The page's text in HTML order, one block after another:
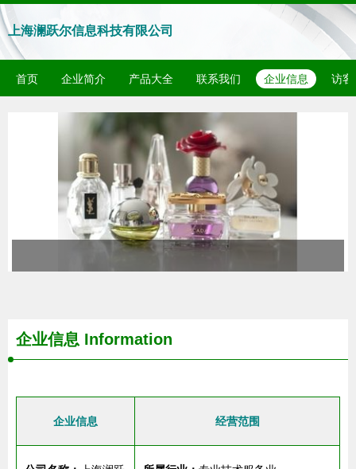
上海澜跃尔信息科技有限公司
首页 企业简介 产品大全 联系我们 企业信息 访客
企业信息 Information
企业信息 经营范围